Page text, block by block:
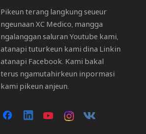
Pikeun terang langkung seueur
ngeunaan XC Medico, mangga
ngalanggan saluran Youtube kami,
atanapi tuturkeun kami dina Linkin
atanapi Facebook. Kami bakal
terus ngamutahirkeun inpormasi
kami pikeun anjeun.